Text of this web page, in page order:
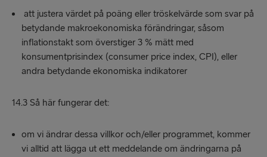
att justera värdet på poäng eller tröskelvärde som svar på
betydande makroekonomiska förändringar, såsom
inflationstakt som överstiger 3 % mätt med
konsumentprisindex (consumer price index, CPI), eller
andra betydande ekonomiska indikatorer
14.3 Så här fungerar det:
om vi ändrar dessa villkor och/eller programmet, kommer
vi alltid att lägga ut ett meddelande om ändringarna på